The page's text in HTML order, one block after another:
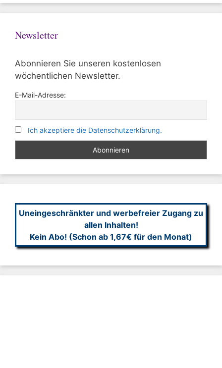
Newsletter
Abonnieren Sie unseren kostenlosen
wöchentlichen Newsletter.
E-Mail-Adresse:
Ich akzeptiere die Datenschutzerklärung.
Uneingeschränkter und werbefreier Zugang zu
allen Inhalten!
Kein Abo! (Schon ab 1,67€ für den Monat)